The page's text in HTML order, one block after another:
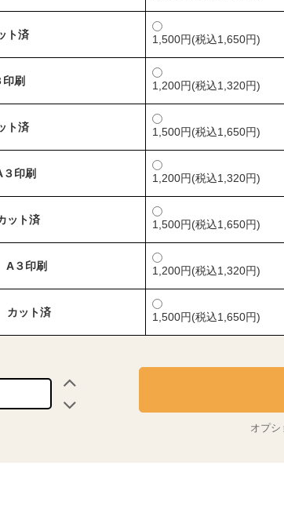
ト済 1,500円(税込1,650円)
刷 1,200円(税込1,320円)
ト済 1,500円(税込1,650円)
印刷 1,200円(税込1,320円)
ット済 1,500円(税込1,650円)
A３印刷 1,200円(税込1,320円)
カット済 1,500円(税込1,650円)
オプシ